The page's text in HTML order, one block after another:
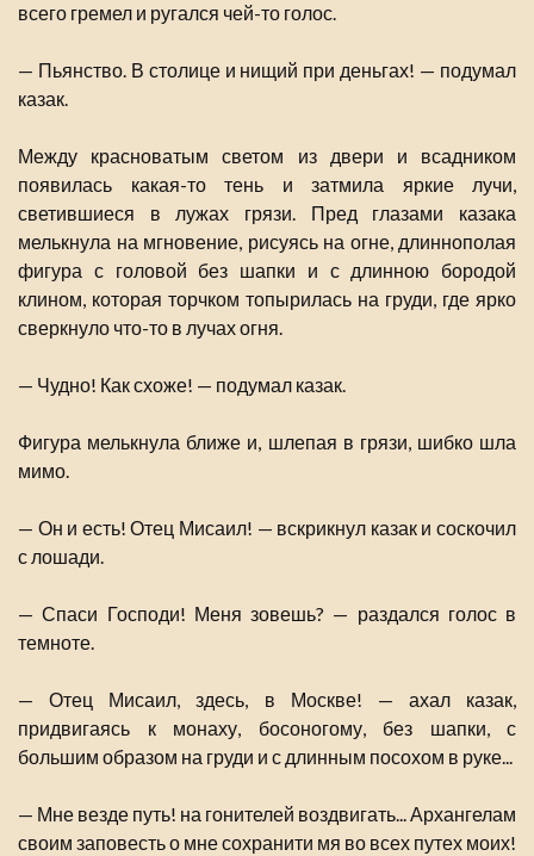
всего гремел и ругался чей-то голос.
— Пьянство. В столице и нищий при деньгах! — подумал
казак.
Между красноватым светом из двери и всадником
появилась какая-то тень и затмила яркие лучи,
светившиеся в лужах грязи. Пред глазами казака
мелькнула на мгновение, рисуясь на огне, длиннополая
фигура с головой без шапки и с длинною бородой
клином, которая торчком топырилась на груди, где ярко
сверкнуло что-то в лучах огня.
— Чудно! Как схоже! — подумал казак.
Фигура мелькнула ближе и, шлепая в грязи, шибко шла
мимо.
— Он и есть! Отец Мисаил! — вскрикнул казак и соскочил
с лошади.
— Спаси Господи! Меня зовешь? — раздался голос в
темноте.
— Отец Мисаил, здесь, в Москве! — ахал казак,
придвигаясь к монаху, босоногому, без шапки, с
большим образом на груди и с длинным посохом в руке...
— Мне везде путь! на гонителей воздвигать... Архангелам
своим заповесть о мне сохранити мя во всех путех моих!